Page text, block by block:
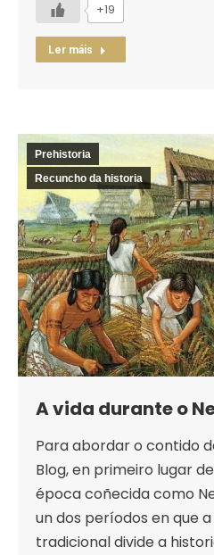
+19
Ler máis
Prehistoria
Recuncho da historia
A vida durante o
Para abordar o contido
Blog, en primeiro lugar
época coñecida como
un dos períodos en que
tradicional divide a